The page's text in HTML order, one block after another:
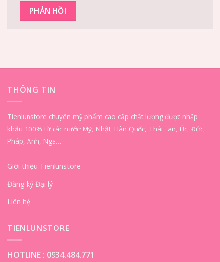
THÔNG TIN
Tienlunstore chuyên mỹ phẩm cao cấp chất lượng được nhập
khẩu 100% từ các nước: Mỹ, Nhật, Hàn Quốc, Thái Lan, Úc, Đức,
Pháp, Anh, Nga…
Giới thiệu Tienlunstore
Đăng ký Đại lý
Liên hệ
TIENLUNSTORE
HOTLINE : 0934.484.771